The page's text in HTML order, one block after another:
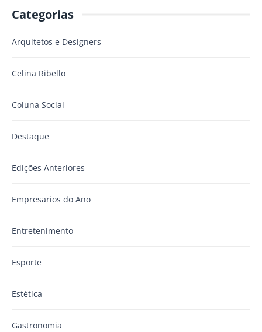
Categorias
Arquitetos e Designers
Celina Ribello
Coluna Social
Destaque
Edições Anteriores
Empresarios do Ano
Entretenimento
Esporte
Estética
Gastronomia